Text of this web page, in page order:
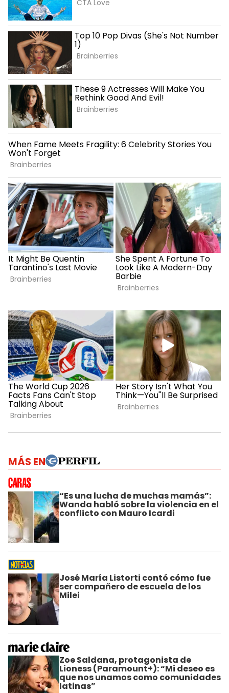
MÁS EN
“Es una lucha de muchas mamás”:
Wanda habló sobre la violencia en el
conflicto con Mauro Icardi
José María Listorti contó cómo fue
ser compañero de escuela de los
Milei
Zoe Saldana, protagonista de
Lioness (Paramount+): “Mi deseo es
que nos unamos como comunidades
latinas”